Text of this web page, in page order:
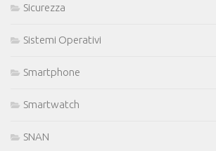
Sicurezza
Sistemi Operativi
Smartphone
Smartwatch
SNAN